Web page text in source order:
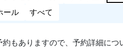
ール すべて
もありますので、予約詳細につ